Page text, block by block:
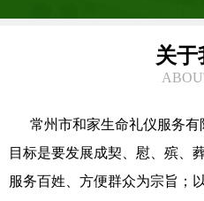
关于
常州市和家生命礼仪服务有
目标是要发展成契、慰、殡、
服务百姓、方便群众为宗旨；